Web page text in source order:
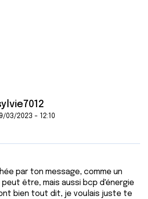
03/2023 - 12:10
par ton message, comme un
être, mais aussi bcp d'énergie
bien tout dit, je voulais juste te